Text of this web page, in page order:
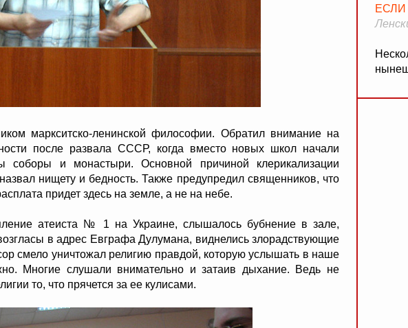
маркситско-ленинской философии. Обратил внимание на
после развала СССР, когда вместо новых школ начали
соборы и монастыри. Основной причиной клерикализации
нищету и бедность. Также предупредил священников, что
придет здесь на земле, а не на небе.
атеиста № 1 на Украине, слышалось бубнение в зале,
в адрес Евграфа Дулумана, виднелись злорадствующие
смело уничтожал религию правдой, которую услышать в наше
Многие слушали внимательно и затаив дыхание. Ведь не
то, что прячется за ее кулисами.